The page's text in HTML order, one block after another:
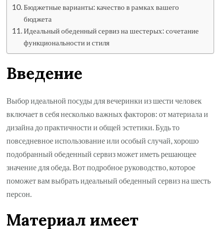
Бюджетные варианты: качество в рамках вашего
бюджета
Идеальный обеденный сервиз на шестерых: сочетание
функциональности и стиля
Введение
Выбор идеальной посуды для вечеринки из шести человек
включает в себя несколько важных факторов: от материала и
дизайна до практичности и общей эстетики. Будь то
повседневное использование или особый случай, хорошо
подобранный обеденный сервиз может иметь решающее
значение для обеда. Вот подробное руководство, которое
поможет вам выбрать идеальный обеденный сервиз на шесть
персон.
Материал имеет